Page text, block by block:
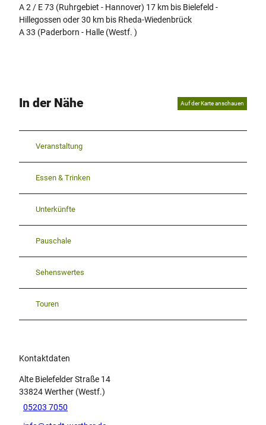
A 2 / E 73 (Ruhrgebiet - Hannover) 17 km bis Bielefeld -
Hillegossen oder 30 km bis Rheda-Wiedenbrück
A 33 (Paderborn - Halle (Westf. )
In der Nähe Auf der Karte anschauen
Veranstaltung
Essen & Trinken
Unterkünfte
Pauschale
Sehenswertes
Touren
Kontaktdaten
Alte Bielefelder Straße 14
33824Werther (Westf.)
05203 7050